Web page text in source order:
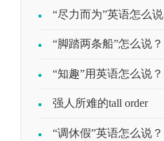
“尽力而为”英语怎么说
“脚踏两条船”怎么说？
“知趣”用英语怎么说？
强人所难的tall order
“调休假”英语怎么说？